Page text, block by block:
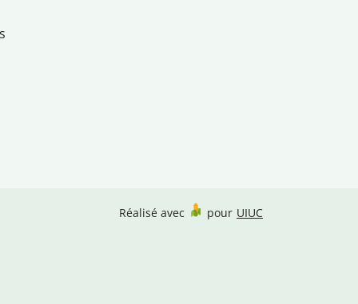
Réalisé avec pour UIUC